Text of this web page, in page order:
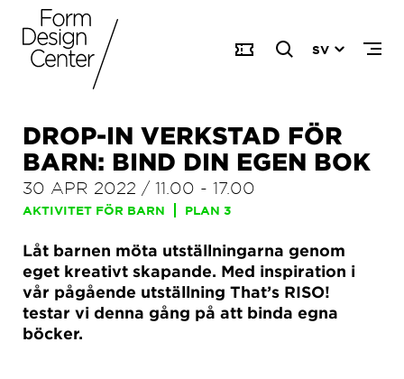
SV
DROP-IN VERKSTAD FÖR
BARN: BIND DIN EGEN BOK
30 APR 2022 / 11.00 - 17.00
AKTIVITET FÖR BARN PLAN 3
Låt barnen möta utställningarna genom
eget kreativt skapande. Med inspiration i
vår pågående utställning That’s RISO!
testar vi denna gång på att binda egna
böcker.